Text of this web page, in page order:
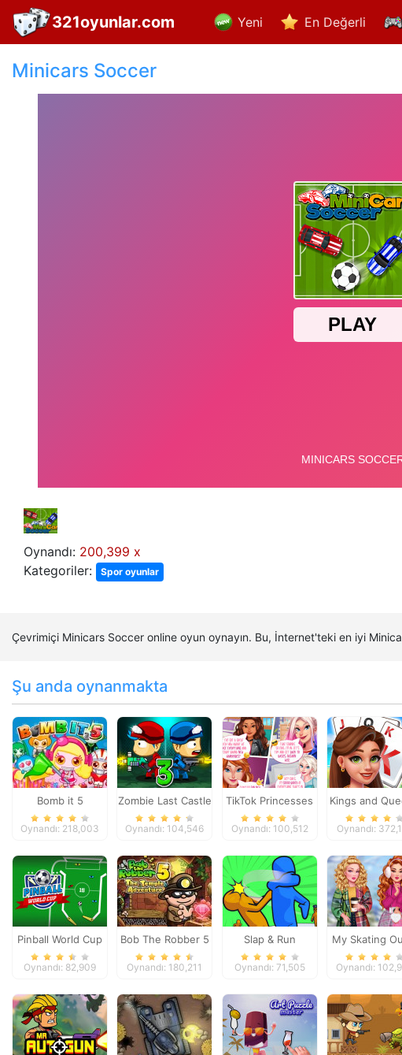
321oyunlar.com Yeni En Değerli
Minicars Soccer
Oynandı: 200,399 x
Kategoriler:
Spor oyunlar
Çevrimiçi Minicars Soccer online oyun oynayın. Bu, İnternet'teki en iyi
Şu anda oynanmakta
Bomb it 5
Oynandı: 218,003
Zombie Last Castle
3
Oynandı: 104,546
TikTok Princesses
Back To Basics
Oynandı: 100,512
Kings and
Solitaire
Oynandı:
Pinball World Cup
Oynandı: 82,909
Bob The Robber 5
Temple Adventure
Oynandı: 180,211
Slap & Run
Oynandı: 71,505
My Skating
Oynandı: